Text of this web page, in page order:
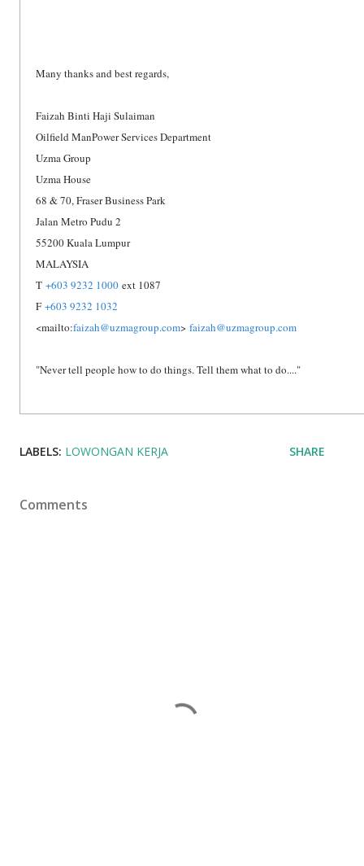
Many thanks and best regards,
Faizah Binti Haji Sulaiman
Oilfield ManPower Services Department
Uzma Group
Uzma House
68 & 70, Fraser Business Park
Jalan Metro Pudu 2
55200 Kuala Lumpur
MALAYSIA
T +603 9232 1000 ext 1087
F +603 9232 1032
<mailto:faizah@uzmagroup.com> faizah@uzmagroup.com
"Never tell people how to do things. Tell them what to do...."
LABELS: LOWONGAN KERJA SHARE
Comments